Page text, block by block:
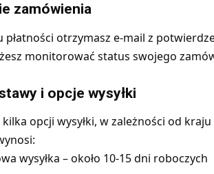
zamówienia
płatności otrzymasz e-mail z
monitorować status swojego
i opcje wysyłki
opcji wysyłki, w zależności od
wysyłka – około 10-15 dni roboczych